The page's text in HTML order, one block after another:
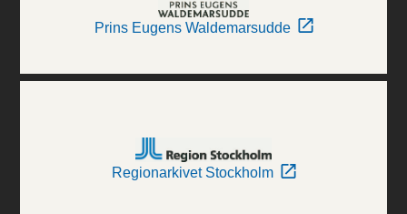
Prins Eugens Waldemarsudde
Regionarkivet Stockholm